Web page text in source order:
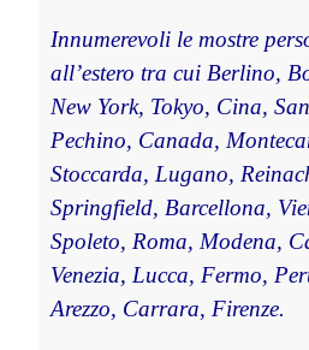
Innumerevoli le mostre
all’estero tra cui Berlino,
New York, Tokyo, Cina,
Pechino, Canada,
Stoccarda, Lugano,
Springfield, Barcellona,
Spoleto, Roma, Modena,
Venezia, Lucca, Fermo,
Arezzo, Carrara, Firenze.